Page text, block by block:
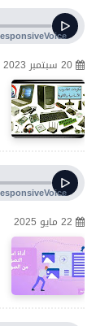
20 سبتمبر 2023
22 مايو 2025